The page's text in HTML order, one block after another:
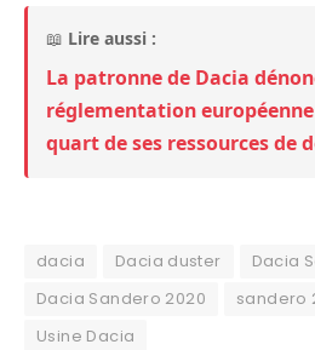
📖 Lire aussi :
La patronne de Dacia
réglementation
quart de ses ressources de
dacia Dacia duster
Dacia
Dacia Sandero 2020
sandero
Usine Dacia